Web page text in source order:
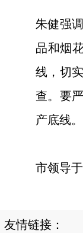
朱健强
品和烟
线，切
查。要
产底线。
市领导
友情链接：